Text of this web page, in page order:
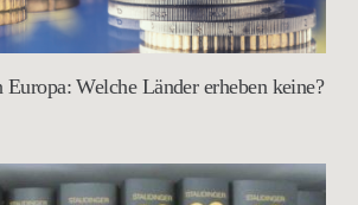
Europa: Welche Länder erheben keine?